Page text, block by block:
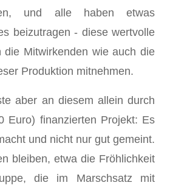
und alle haben etwas
beizutragen - diese wertvolle
die Mitwirkenden wie auch die
Produktion mitnehmen.
aber an diesem allein durch
Euro) finanzierten Projekt: Es
und nicht nur gut gemeint.
bleiben, etwa die Fröhlichkeit
die im Marschsatz mit